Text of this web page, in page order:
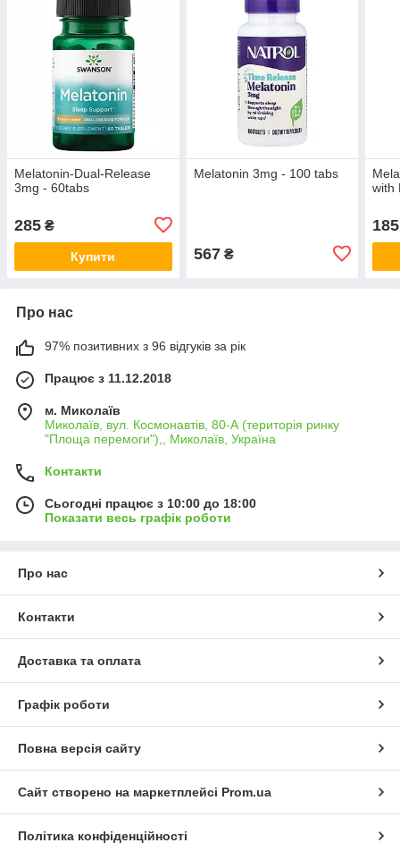
Melatonin-Dual-Release
3mg - 60tabs
285 ₴
Купити
Melatonin 3mg - 100 tabs
567₴
with
185
Про нас
97% позитивних з 96 відгуків за рік
Працює з 11.12.2018
м. Миколаїв
Миколаїв, вул. Космонавтів, 80-А (територія ринку
"Площа перемоги"),, Миколаїв, Україна
Контакти
Сьогодні працює з 10:00 до 18:00
Показати весь графік роботи
Про нас
Контакти
Доставка та оплата
Графік роботи
Повна версія сайту
Сайт створено на маркетплейсі Prom.ua
Політика конфіденційності